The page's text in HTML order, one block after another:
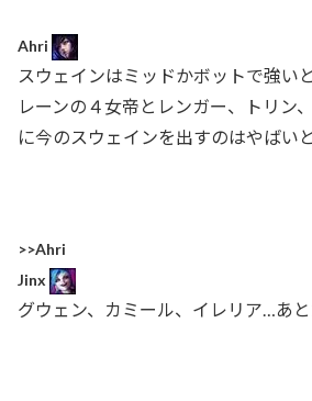
Ahri
スウェインはミッドかボットで強い
レーンの４女帝とレンガー、トリン
に今のスウェインを出すのはやばいと
>>Ahri
Jinx
グウェン、カミール、イレリア…あと